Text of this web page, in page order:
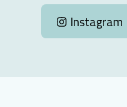
Instagram